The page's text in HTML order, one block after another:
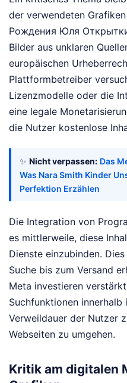
der verwendeten
Рождения Юля
Bilder aus unklaren
europäischen
Plattformbetreiber
Lizenzmodelle oder die
eine legale
die Nutzer kostenlose
✨ Nicht verpassen: Das
Was Nara Smith Kinder
Perfektion Erzählen
Die Integration von
es mittlerweile, diese
Dienste einzubinden.
Suche bis zum Versand
Meta investieren
Suchfunktionen innerhalb
Verweildauer der Nutzer
Webseiten zu umgehen.
Kritik am digitalen